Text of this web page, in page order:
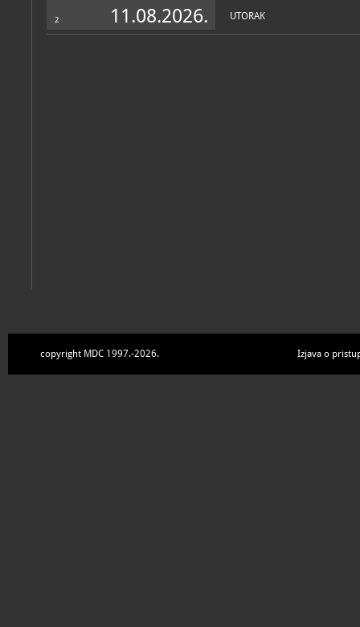
2 11.08.2026. UTORAK
OPĆI PODACI
copyright MDC 1997.-2026. Izjava o